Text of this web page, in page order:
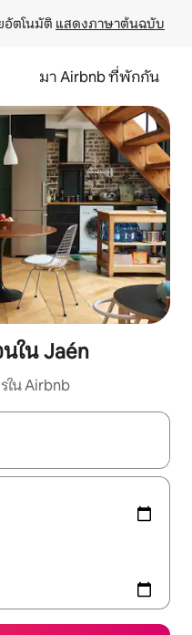
อัตโนมัติ แสดงภาษาต้นฉบับ
มา Airbnb ที่พักกัน
ใน Jaén
น Airbnb
ปัด เพื่อสำรวจผลการค้นหา